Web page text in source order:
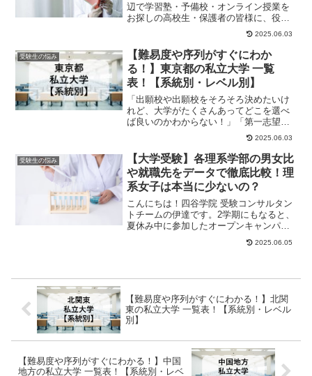
辺で学習塾・予備校・オンライン授業を
お探しの高校生・保護者の皆様に、役立
つ情報やヒントになる情報をお伝えしま
2025.06.03
受験生の悩み
【難易度や序列がすぐにわか
る！】東京都の私立大学 一覧
表！【系統別・レベル別】
「出願校や出願校をそろそろ決めたいけ
れど、大学がたくさんあってどこを選べ
ば良いのかわからない！」「第一志望は
決まった！でも、併願先はどこにすれば
2025.06.03
受験生の悩み
【大学受験】各理系学部の男女比
や就職先をデータで徹底比較！理
系女子は本当に少ないの？
こんにちは！四谷学院 受験コンサルタン
トチームの伊達です。2学期にもなると、
夏休み中に参加したオープンキャンパス
をきっかけに、より具体的に進路を考え
2025.06.05
【難易度や序列がすぐにわかる！】北関
東の私立大学 一覧表！【系統別・レベル
別】
【難易度や序列がすぐにわかる！】中国
地方の私立大学 一覧表！【系統別・レベ